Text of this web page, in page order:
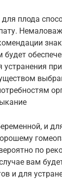
плода
и
по
вам
и для